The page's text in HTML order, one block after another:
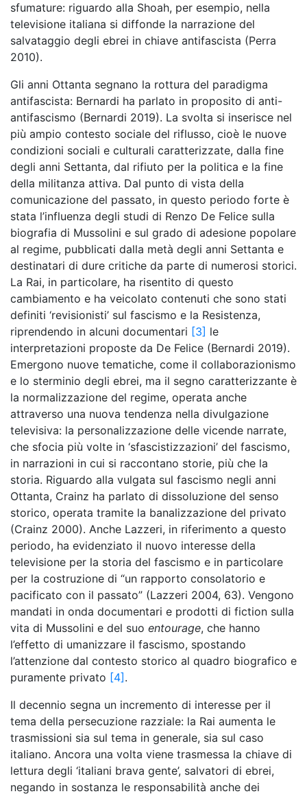
sfumature: riguardo alla Shoah, per esempio, nella
televisione italiana si diffonde la narrazione del
salvataggio degli ebrei in chiave antifascista (Perra
2010).
Gli anni Ottanta segnano la rottura del paradigma
antifascista: Bernardi ha parlato in proposito di anti-
antifascismo (Bernardi 2019). La svolta si inserisce nel
più ampio contesto sociale del riflusso, cioè le nuove
condizioni sociali e culturali caratterizzate, dalla fine
degli anni Settanta, dal rifiuto per la politica e la fine
della militanza attiva. Dal punto di vista della
comunicazione del passato, in questo periodo forte è
stata l’influenza degli studi di Renzo De Felice sulla
biografia di Mussolini e sul grado di adesione popolare
al regime, pubblicati dalla metà degli anni Settanta e
destinatari di dure critiche da parte di numerosi storici.
La Rai, in particolare, ha risentito di questo
cambiamento e ha veicolato contenuti che sono stati
definiti ‘revisionisti’ sul fascismo e la Resistenza,
riprendendo in alcuni documentari [3] le
interpretazioni proposte da De Felice (Bernardi 2019).
Emergono nuove tematiche, come il collaborazionismo
e lo sterminio degli ebrei, ma il segno caratterizzante è
la normalizzazione del regime, operata anche
attraverso una nuova tendenza nella divulgazione
televisiva: la personalizzazione delle vicende narrate,
che sfocia più volte in ‘sfascistizzazioni’ del fascismo,
in narrazioni in cui si raccontano storie, più che la
storia. Riguardo alla vulgata sul fascismo negli anni
Ottanta, Crainz ha parlato di dissoluzione del senso
storico, operata tramite la banalizzazione del privato
(Crainz 2000). Anche Lazzeri, in riferimento a questo
periodo, ha evidenziato il nuovo interesse della
televisione per la storia del fascismo e in particolare
per la costruzione di “un rapporto consolatorio e
pacificato con il passato” (Lazzeri 2004, 63). Vengono
mandati in onda documentari e prodotti di fiction sulla
vita di Mussolini e del suo entourage, che hanno
l’effetto di umanizzare il fascismo, spostando
l’attenzione dal contesto storico al quadro biografico e
puramente privato [4] .
Il decennio segna un incremento di interesse per il
tema della persecuzione razziale: la Rai aumenta le
trasmissioni sia sul tema in generale, sia sul caso
italiano. Ancora una volta viene trasmessa la chiave di
lettura degli ‘italiani brava gente’, salvatori di ebrei,
negando in sostanza le responsabilità anche dei